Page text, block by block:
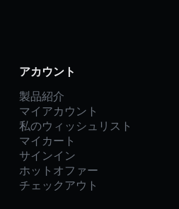
アカウント
製品紹介
マイアカウント
私のウィッシュリスト
マイカート
サインイン
ホットオファー
チェックアウト